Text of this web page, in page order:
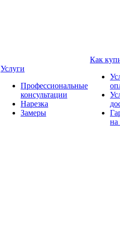
Услуги
Профессиональные
консультации
Нарезка
Замеры
Как
на